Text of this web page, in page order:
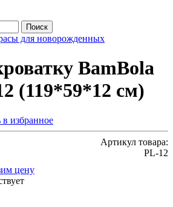
для новорожденных
BamBola
(119*59*12 см)
в избранное
Артикул товара:
PL-12
цену